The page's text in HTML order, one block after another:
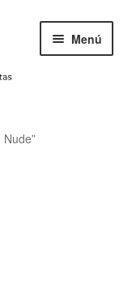
Menú